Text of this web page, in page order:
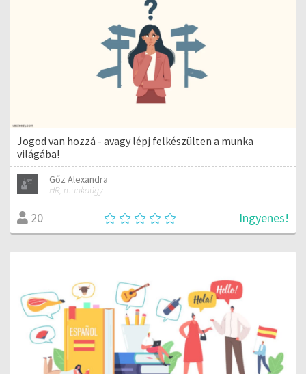
Jogod van hozzá - avagy lépj felkészülten a munka
világába!
Gőz Alexandra
HR, munkaügy
20 Ingyenes!